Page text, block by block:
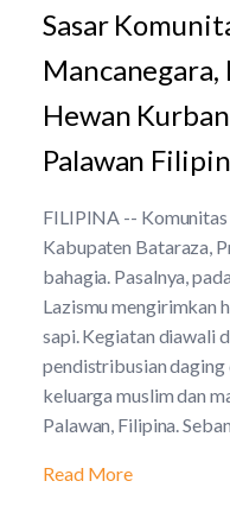
Sasar
Mancanegara,
Hewan
Palawan
FILIPINA -- Komunitas
Kabupaten Bataraza,
bahagia. Pasalnya,
Lazismu mengirimkan
sapi. Kegiatan diawali
pendistribusian daging
keluarga muslim dan
Palawan, Filipina.
Read More